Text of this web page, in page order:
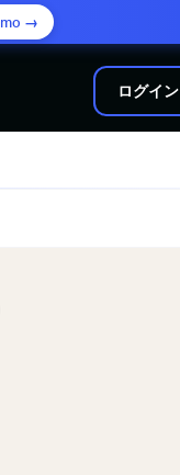
→
ログイン